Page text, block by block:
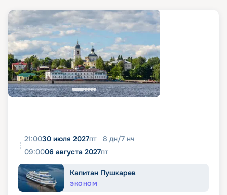
21:0030 июля 2027пт 8 дн/7 нч
09:0006 августа 2027пт
Капитан Пушкарев
ЭКОНОМ